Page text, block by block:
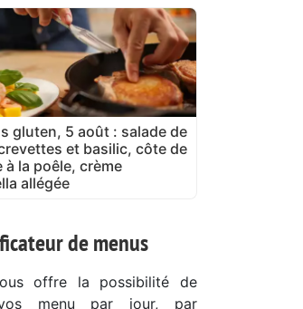
gluten, 5 août : salade de
et basilic, côte de
à la poêle, crème
allégée
de menus
offre la possibilité de
menu par jour, par